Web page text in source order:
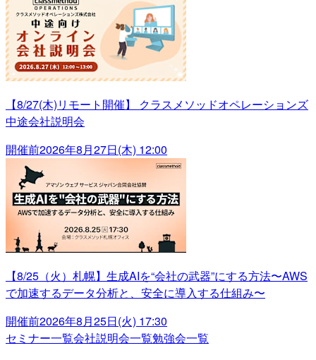
【8/27(木)リモート開催】 クラスメソッドオペレーションズ
中途会社説明会
開催前2026年8月27日(木) 12:00
【8/25（火）札幌】生成AIを“会社の武器”にする方法〜AWS
で加速するデータ分析と、安全に導入する仕組み〜
開催前2026年8月25日(火) 17:30
セミナー一覧会社説明会一覧勉強会一覧